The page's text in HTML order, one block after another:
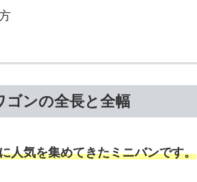
ゴンの全長と全幅
人気を集めてきたミニバンです。